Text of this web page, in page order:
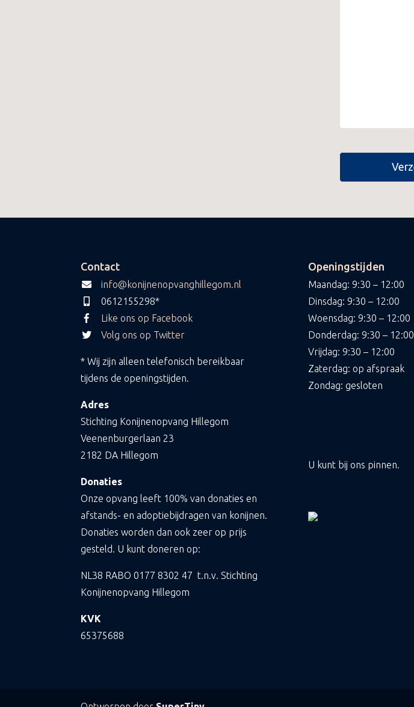
Contact
info@konijnenopvanghillegom.nl
0612155298*
Like ons op Facebook
Volg ons op Twitter
* Wij zijn alleen telefonisch bereikbaar
tijdens de openingstijden.
Adres
Stichting Konijnenopvang Hillegom
Veenenburgerlaan 23
2182 DA Hillegom
Donaties
Onze opvang leeft 100% van donaties en
afstands- en adoptiebijdragen van konijnen.
Donaties worden dan ook zeer op prijs
gesteld. U kunt doneren op:
NL38 RABO0177 8302 47 t.n.v. Stichting
Konijnenopvang Hillegom
KVK
65375688
Openingstijden
Maandag: 9:30 – 12:00
Dinsdag: 9:30 – 12:00
Woensdag: 9:30 – 12:00
Donderdag: 9:30 – 12:00
Vrijdag: 9:30 – 12:00
Zaterdag: op afspraak
Zondag: gesloten
U kunt bij ons pinnen.